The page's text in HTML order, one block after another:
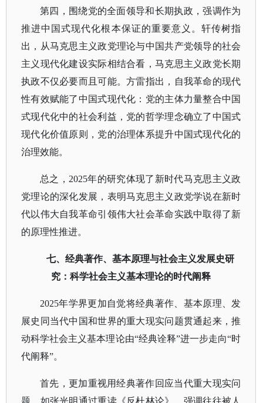
第四，围绕党的全面领导和长期执政，强调作为
推进中国式现代化根本保证的重要意义。轩传树指
出，从马克思主义政党理论与中国共产党领导的社会
主义现代化建设实际相结合看，马克思主义政党长期
执政不仅必要而且可能。方雷指出，自我革命的现代
性有效赋能了中国式现代化：党的主体力量整合中国
式现代化中的社会利益，党的哲学理念确立了中国式
现代化价值原则，党的治理体系提升中国式现代化的
治理效能。
总之， 2025年的研究体现了新时代马克思主义政
党理论的深化发展，表明马克思主义政党学说在新时
代以伟大自我革命引领伟大社会革命实践中取得了新
的原理性推进。
七、经典著作、基本原理与社会主义发展史研
究：科学社会主义基本理论的时代阐释
2025年学界更加自觉将经典著作、基本原理、发
展史同当代中国和世界的重大现实问题贯通起来，推
动科学社会主义基本理论由“经典诠释”进一步走向“时
代阐释”。
首先，更加重视用经典著作回应当代重大现实问
题。如张光明通过重读《反杜林论》，强调往往被人